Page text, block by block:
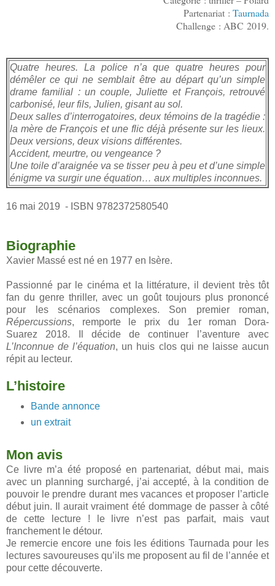
Partenariat : Taurnada
Challenge : ABC 2019.
Quatre heures. La police n’a que quatre heures pour
démêler ce qui ne semblait être au départ qu’un simple
drame familial : un couple, Juliette et François, retrouvé
carbonisé, leur fils, Julien, gisant au sol.
Deux salles d’interrogatoires, deux témoins de la tragédie :
la mère de François et une flic déjà présente sur les lieux.
Deux versions, deux visions différentes.
Accident, meurtre, ou vengeance ?
Une toile d’araignée va se tisser peu à peu et d’une simple
énigme va surgir une équation… aux multiples inconnues.
16 mai 2019 - ISBN 9782372580540
Biographie
Xavier Massé est né en 1977 en Isère.
Passionné par le cinéma et la littérature, il devient très tôt
fan du genre thriller, avec un goût toujours plus prononcé
pour les scénarios complexes. Son premier roman,
Répercussions, remporte le prix du 1er roman Dora-
Suarez 2018. Il décide de continuer l’aventure avec
L’Inconnue de l’équation, un huis clos qui ne laisse aucun
répit au lecteur.
L’histoire
Bande annonce
un extrait
Mon avis
Ce livre m’a été proposé en partenariat, début mai, mais
avec un planning surchargé, j’ai accepté, à la condition de
pouvoir le prendre durant mes vacances et proposer l’article
début juin. Il aurait vraiment été dommage de passer à côté
de cette lecture ! le livre n’est pas parfait, mais vaut
franchement le détour.
Je remercie encore une fois les éditions Taurnada pour les
lectures savoureuses qu’ils me proposent au fil de l’année et
pour cette découverte.